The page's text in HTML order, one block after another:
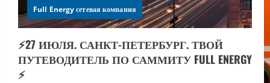
Full Energy сетевая компания
⚡️27 ИЮЛЯ. САНКТ-ПЕТЕРБУРГ. ТВОЙ
ПУТЕВОДИТЕЛЬ ПО САММИТУ FULL ENERGY
⚡️